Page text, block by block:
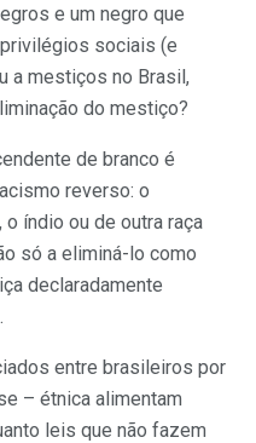
e um negro que
sociais (e
a mestiços no Brasil,
do mestiço?
de branco é
reverso: o
índio ou de outra raça
só a eliminá-lo como
declaradamente
entre brasileiros por
– étnica alimentam
leis que não fazem